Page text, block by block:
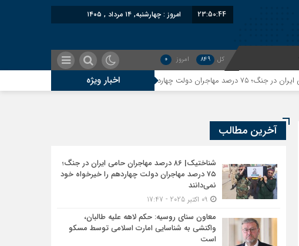
23:50:45 امروز : چهارشنبه, ۱۴ مرداد , ۱۴۰۵
کل 849 امروز 0
اخبار ویژهمعاون سنای روسیه: حکم
آخرین مطالب
شناختیک| ۸۶ درصد مهاجران حامی ایران در جنگ؛
۷۵ درصد مهاجران دولت چهاردهم را خیرخواه خود
نمی‌دانند
معاون سنای روسیه: حکم لاهه علیه طالبان،
واکنشی به شناسایی امارت اسلامی توسط مسکو
است